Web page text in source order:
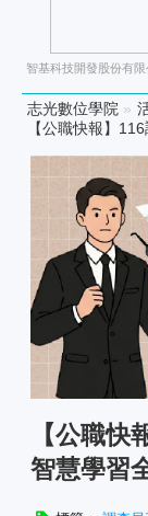
智基科技開發股份有
志光數位學院 »
【公職快報】
【公職
智慧學習